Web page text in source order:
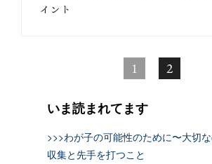
イント
1 2
いま読まれてます
>>>わが子の可能性のために〜大切
収集と先手を打つこと